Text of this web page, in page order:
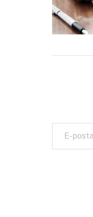
E-postanızı yazın…